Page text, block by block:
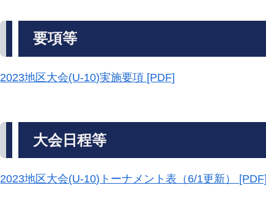
要項等
2023地区大会(U-10)実施要項 [PDF]
大会日程等
2023地区大会(U-10)トーナメント表（6/1更新）